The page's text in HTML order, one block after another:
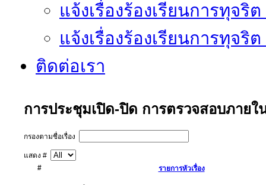
แจ้งเรื่องร้องเรียนการทุจริ
แจ้งเรื่องร้องเรียนการทุจริ
ติดต่อเรา
การประชุมเปิด-ปิด การตรวจสอบภายใ
กรองตามชื่อเรื่อง
แสดง #
#
รายการหัวเรื่อง